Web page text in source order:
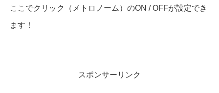
ここでクリック（メトロノーム）のON / OFFが設定でき
ます！
スポンサーリンク